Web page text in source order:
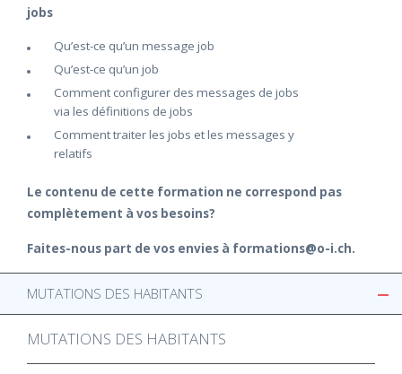
jobs
Qu’est-ce qu’un message job
Qu’est-ce qu’un job
Comment configurer des messages de jobs
via les définitions de jobs
Comment traiter les jobs et les messages y
relatifs
Le contenu de cette formation ne correspond pas
complètement à vos besoins?
Faites-nous part de vos envies à formations@o-i.ch.
MUTATIONS DES HABITANTS
MUTATIONS DES HABITANTS